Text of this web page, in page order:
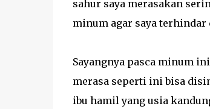
sahur saya merasakan
minum agar saya
Sayangnya pasca minum
merasa seperti ini bisa
ibu hamil yang usia